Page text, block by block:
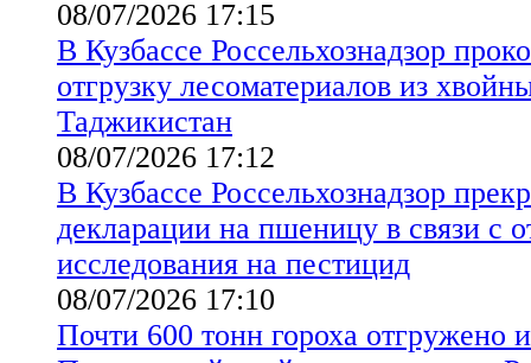
08/07/2026 17:15
В Кузбассе Россельхознадзор
отгрузку лесоматериалов из
Таджикистан
08/07/2026 17:12
В Кузбассе Россельхознадзор
декларации на пшеницу в связи с
исследования на пестицид
08/07/2026 17:10
Почти 600 тонн гороха отгружено